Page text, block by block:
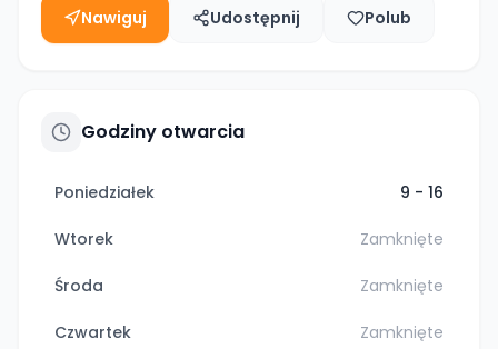
Nawiguj Udostępnij Polub
Godziny otwarcia
Poniedziałek 9 - 16
Wtorek Zamknięte
Środa Zamknięte
Czwartek Zamknięte